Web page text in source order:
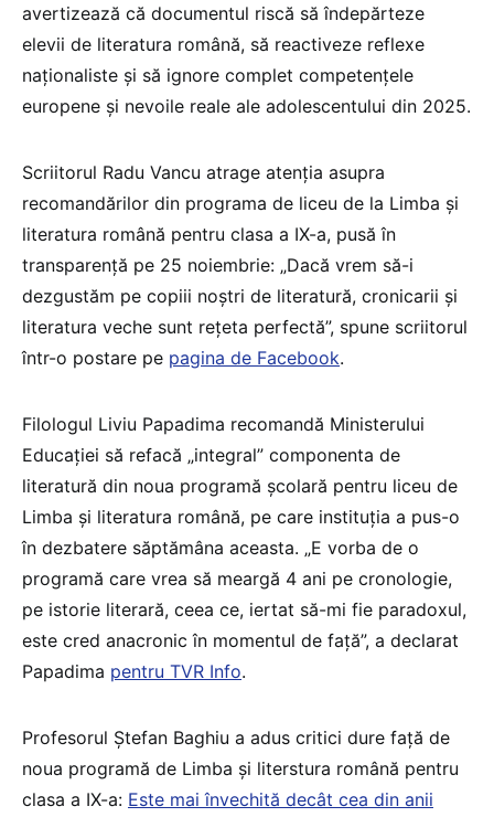
avertizează că documentul riscă să îndepărteze
elevii de literatura română, să reactiveze reflexe
naționaliste și să ignore complet competențele
europene și nevoile reale ale adolescentului din 2025.
Scriitorul Radu Vancu atrage atenția asupra
recomandărilor din programa de liceu de la Limba și
literatura română pentru clasa a IX-a, pusă în
transparență pe 25 noiembrie: „Dacă vrem să-i
dezgustăm pe copiii noștri de literatură, cronicarii și
literatura veche sunt rețeta perfectă”, spune scriitorul
într-o postare pe pagina de Facebook.
Filologul Liviu Papadima recomandă Ministerului
Educației să refacă „integral” componenta de
literatură din noua programă școlară pentru liceu de
Limba și literatura română, pe care instituția a pus-o
în dezbatere săptămâna aceasta. „E vorba de o
programă care vrea să meargă 4 ani pe cronologie,
pe istorie literară, ceea ce, iertat să-mi fie paradoxul,
este cred anacronic în momentul de față”, a declarat
Papadima pentru TVR Info.
Profesorul Ștefan Baghiu a adus critici dure față de
noua programă de Limba și literstura română pentru
clasa a IX-a: Este mai învechită decât cea din anii